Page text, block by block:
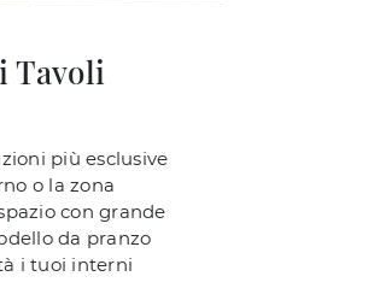
Tavoli
più esclusive
o la zona
con grande
da pranzo
i tuoi interni